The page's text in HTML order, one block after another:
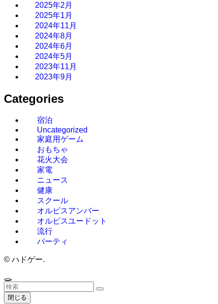
2025年2月
2025年1月
2024年11月
2024年8月
2024年6月
2024年5月
2023年11月
2023年9月
Categories
宿泊
Uncategorized
家庭用ゲーム
おもちゃ
花火大会
家電
ニュース
健康
スクール
オルビスアンバー
オルビスユードット
流行
パーティ
© ハドゲー.
閉じる